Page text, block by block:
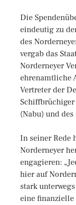
Die
eindeutig zu
des
vergab das
Norderneyer
ehrenamtliche
Vertreter der
Schiffbrüchiger
(Nabu) und
In seiner Rede
Norderneyer
engagieren:
hier auf
stark
eine finanzielle